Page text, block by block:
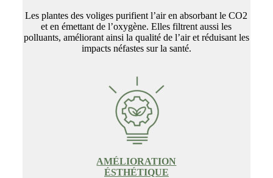
Les plantes des voliges purifient l’air en absorbant le CO2
et en émettant de l’oxygène. Elles filtrent aussi les
polluants, améliorant ainsi la qualité de l’air et réduisant les
impacts néfastes sur la santé.
AMÉLIORATION
ÉSTHÉTIQUE